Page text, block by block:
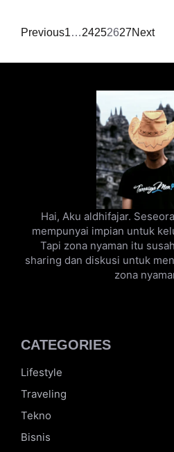
Previous1…24252627Next
Hai, Aku aldhifajar.
mempunyai impian untuk
Tapi zona nyaman itu
sharing dan diskusi untuk
zona
CATEGORIES
Lifestyle
Traveling
Tekno
Bisnis